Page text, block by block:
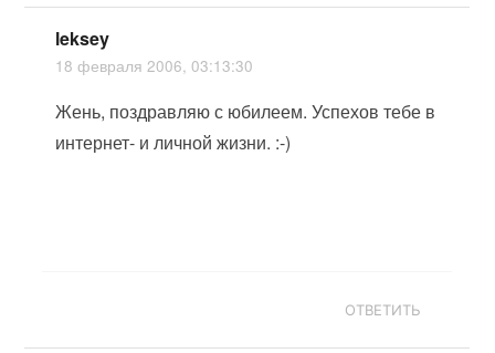
leksey
18 февраля 2006, 03:13:30
Жень, поздравляю с юбилеем. Успехов тебе в
интернет- и личной жизни. :-)
ОТВЕТИТЬ